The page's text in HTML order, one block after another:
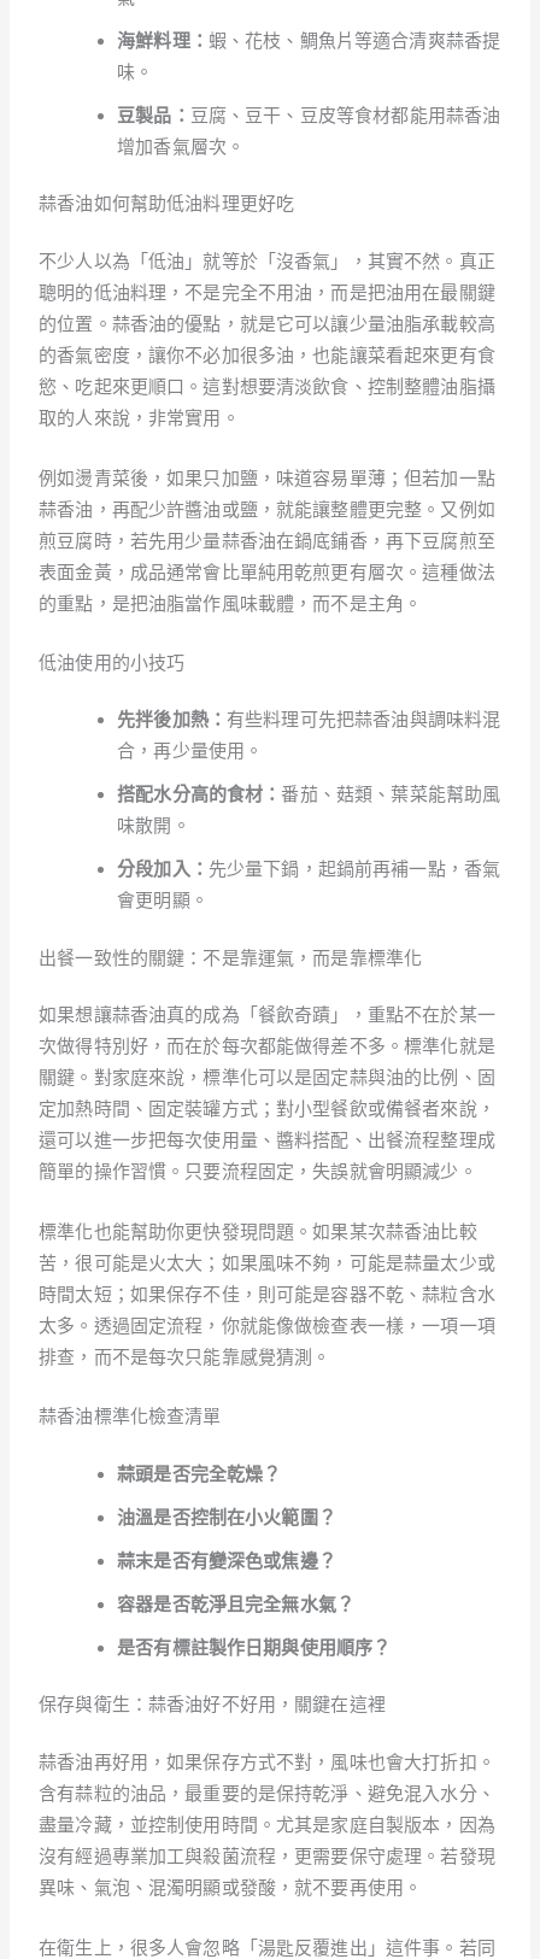
海鮮料理： 蝦、花枝、鯛魚片等適合清爽蒜香提
味。
豆製品： 豆腐、豆干、豆皮等食材都能用蒜香油
增加香氣層次。
蒜香油如何幫助低油料理更好吃
不少人以為「低油」就等於「沒香氣」，其實不然。真正
聰明的低油料理，不是完全不用油，而是把油用在最關鍵
的位置。蒜香油的優點，就是它可以讓少量油脂承載較高
的香氣密度，讓你不必加很多油，也能讓菜看起來更有食
慾、吃起來更順口。這對想要清淡飲食、控制整體油脂攝
取的人來說，非常實用。
例如燙青菜後，如果只加鹽，味道容易單薄；但若加一點
蒜香油，再配少許醬油或鹽，就能讓整體更完整。又例如
煎豆腐時，若先用少量蒜香油在鍋底鋪香，再下豆腐煎至
表面金黃，成品通常會比單純用乾煎更有層次。這種做法
的重點，是把油脂當作風味載體，而不是主角。
低油使用的小技巧
先拌後加熱： 有些料理可先把蒜香油與調味料混
合，再少量使用。
搭配水分高的食材： 番茄、菇類、葉菜能幫助風
味散開。
分段加入： 先少量下鍋，起鍋前再補一點，香氣
會更明顯。
出餐一致性的關鍵：不是靠運氣，而是靠標準化
如果想讓蒜香油真的成為「餐飲奇蹟」，重點不在於某一
次做得特別好，而在於每次都能做得差不多。標準化就是
關鍵。對家庭來說，標準化可以是固定蒜與油的比例、固
定加熱時間、固定裝罐方式；對小型餐飲或備餐者來說，
還可以進一步把每次使用量、醬料搭配、出餐流程整理成
簡單的操作習慣。只要流程固定，失誤就會明顯減少。
標準化也能幫助你更快發現問題。如果某次蒜香油比較
苦，很可能是火太大；如果風味不夠，可能是蒜量太少或
時間太短；如果保存不佳，則可能是容器不乾、蒜粒含水
太多。透過固定流程，你就能像做檢查表一樣，一項一項
排查，而不是每次只能靠感覺猜測。
蒜香油標準化檢查清單
蒜頭是否完全乾燥？
油溫是否控制在小火範圍？
蒜末是否有變深色或焦邊？
容器是否乾淨且完全無水氣？
是否有標註製作日期與使用順序？
保存與衛生：蒜香油好不好用，關鍵在這裡
蒜香油再好用，如果保存方式不對，風味也會大打折扣。
含有蒜粒的油品，最重要的是保持乾淨、避免混入水分、
盡量冷藏，並控制使用時間。尤其是家庭自製版本，因為
沒有經過專業加工與殺菌流程，更需要保守處理。若發現
異味、氣泡、混濁明顯或發酸，就不要再使用。
在衛生上，很多人會忽略「湯匙反覆進出」這件事。若同